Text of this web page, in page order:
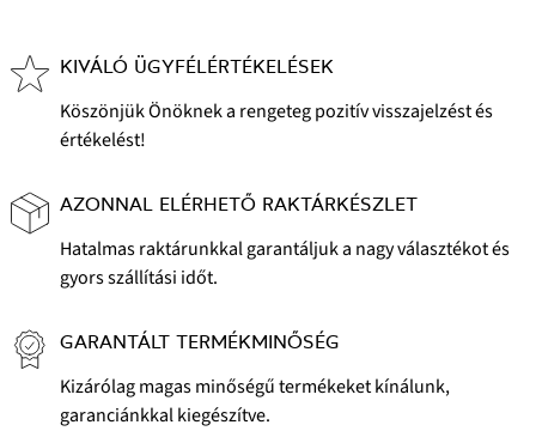
KIVÁLÓ ÜGYFÉLÉRTÉKELÉSEK
Köszönjük Önöknek a rengeteg pozitív visszajelzést és
értékelést!
AZONNAL ELÉRHETŐ RAKTÁRKÉSZLET
Hatalmas raktárunkkal garantáljuk a nagy választékot és
gyors szállítási időt.
GARANTÁLT TERMÉKMINŐSÉG
Kizárólag magas minőségű termékeket kínálunk,
garanciánkkal kiegészítve.